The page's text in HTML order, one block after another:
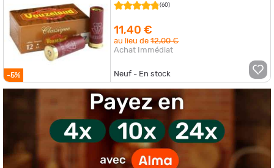
-5%
(60)
11,40 €
au lieu de12,00 €
Achat Immédiat
Neuf - En stock